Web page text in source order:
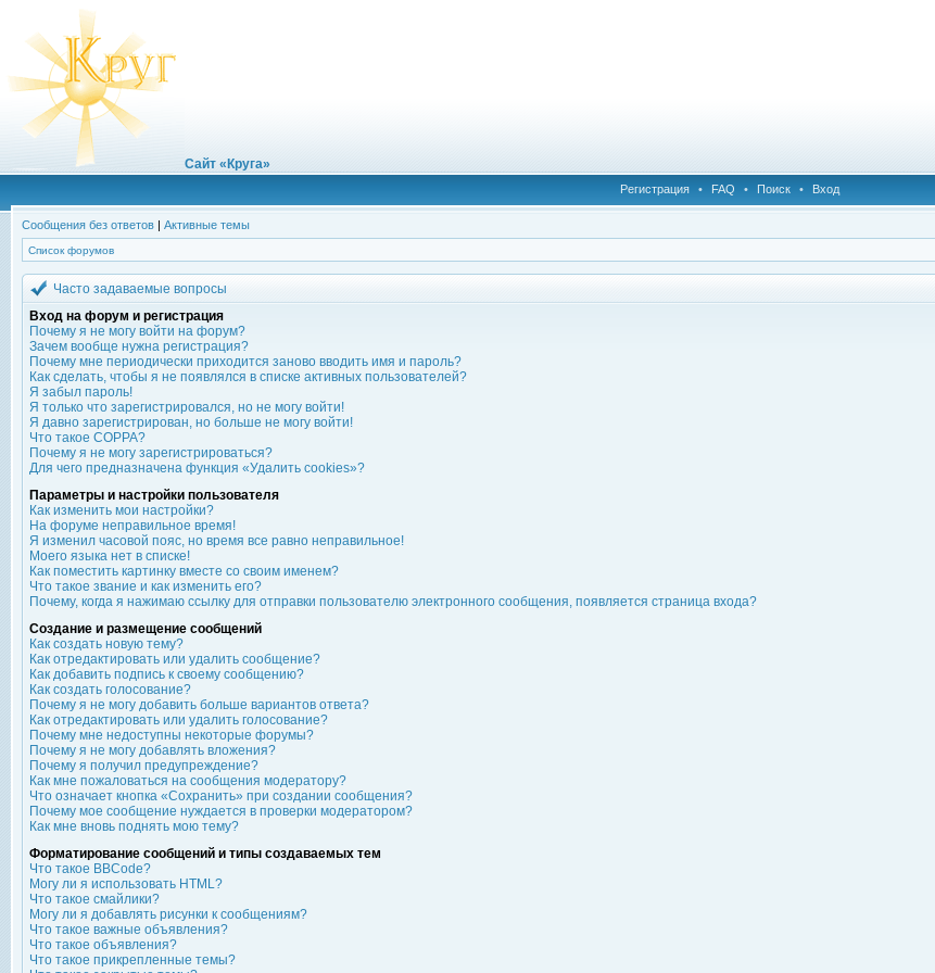
Сайт «Круга»
Регистрация • FAQ • Поиск • Вход
Сообщения без ответов | Активные темы
Список форумов
Часто задаваемые вопросы
Вход на форум и регистрация
Почему я не могу войти на форум?
Зачем вообще нужна регистрация?
Почему мне периодически приходится заново вводить имя и пароль?
Как сделать, чтобы я не появлялся в списке активных пользователей?
Я забыл пароль!
Я только что зарегистрировался, но не могу войти!
Я давно зарегистрирован, но больше не могу войти!
Что такое COPPA?
Почему я не могу зарегистрироваться?
Для чего предназначена функция «Удалить cookies»?
Параметры и настройки пользователя
Как изменить мои настройки?
На форуме неправильное время!
Я изменил часовой пояс, но время все равно неправильное!
Моего языка нет в списке!
Как поместить картинку вместе со своим именем?
Что такое звание и как изменить его?
Почему, когда я нажимаю ссылку для отправки пользователю электронного сообщения, появляется страница входа?
Создание и размещение сообщений
Как создать новую тему?
Как отредактировать или удалить сообщение?
Как добавить подпись к своему сообщению?
Как создать голосование?
Почему я не могу добавить больше вариантов ответа?
Как отредактировать или удалить голосование?
Почему мне недоступны некоторые форумы?
Почему я не могу добавлять вложения?
Почему я получил предупреждение?
Как мне пожаловаться на сообщения модератору?
Что означает кнопка «Сохранить» при создании сообщения?
Почему мое сообщение нуждается в проверки модератором?
Как мне вновь поднять мою тему?
Форматирование сообщений и типы создаваемых тем
Что такое BBCode?
Могу ли я использовать HTML?
Что такое смайлики?
Могу ли я добавлять рисунки к сообщениям?
Что такое важные объявления?
Что такое объявления?
Что такое прикрепленные темы?